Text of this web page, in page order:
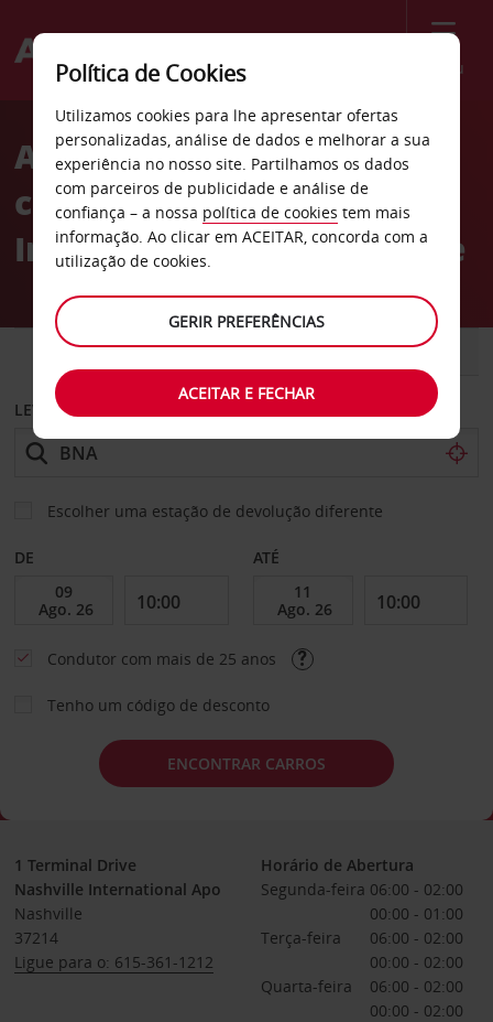
Menu
Welcome
AvisAluguer de
carros Aeroporto
Internacional de Nashville
CARRO COMERCIAIS
LEVANTAR EM
Escolher uma estação de devolução diferente
DE ATÉ
Condutor com mais de 25 anos
Tenho um código de desconto
ENCONTRAR CARROS
1 Terminal Drive
Nashville International Apo
Nashville
37214
Ligue para o: 615-361-1212
Horário de Abertura
Segunda-feira 06:00 - 02:00
00:00 - 01:00
Terça-feira
06:00 - 02:00
00:00 - 02:00
Quarta-feira
06:00 - 02:00
00:00 - 02:00
Política de Cookies
Utilizamos cookies para lhe apresentar ofertas
personalizadas, análise de dados e melhorar a sua
experiência no nosso site. Partilhamos os dados
com parceiros de publicidade e análise de
confiança – a nossa política de cookies tem mais
informação. Ao clicar em ACEITAR, concorda com a
utilização de cookies.
GERIR PREFERÊNCIAS
ACEITAR E FECHAR